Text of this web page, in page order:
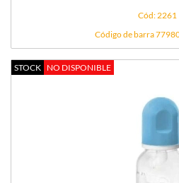
Cód: 2261
Código de barra
STOCK NO DISPONIBLE